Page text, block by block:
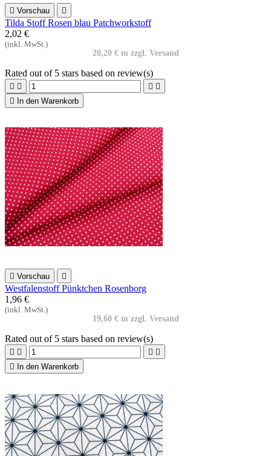
 Vorschau 
Tilda Stoff Rosen blau Patchworkstoff
2,02 €
(inkl. MwSt.)
20,20 € m zzgl. Versand
Rated out of 5 stars based on review(s)
   

In den Warenkorb
 Vorschau 
Westfalenstoff Pünktchen Rosenborg
1,96 €
(inkl. MwSt.)
19,60 € m zzgl. Versand
Rated out of 5 stars based on review(s)
   

In den Warenkorb